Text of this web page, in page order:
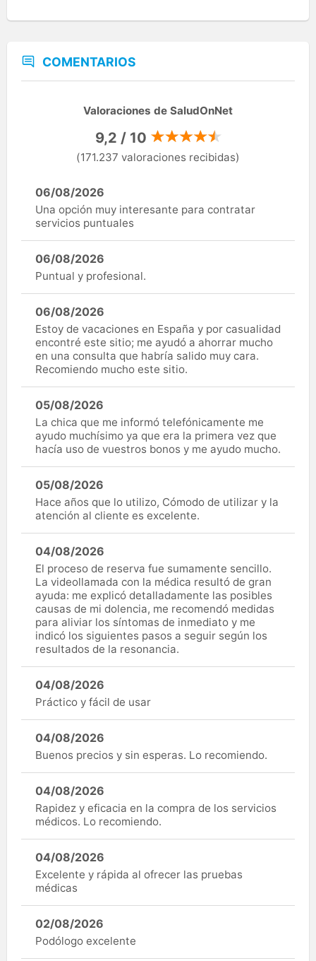
COMENTARIOS
Valoraciones de SaludOnNet
9,2 / 10
(171.237 valoraciones recibidas)
06/08/2026
Una opción muy interesante para contratar
servicios puntuales
06/08/2026
Puntual y profesional.
06/08/2026
Estoy de vacaciones en España y por casualidad
encontré este sitio; me ayudó a ahorrar mucho
en una consulta que habría salido muy cara.
Recomiendo mucho este sitio.
05/08/2026
La chica que me informó telefónicamente me
ayudo muchísimo ya que era la primera vez que
hacía uso de vuestros bonos y me ayudo mucho.
05/08/2026
Hace años que lo utilizo, Cómodo de utilizar y la
atención al cliente es excelente.
04/08/2026
El proceso de reserva fue sumamente sencillo.
La videollamada con la médica resultó de gran
ayuda: me explicó detalladamente las posibles
causas de mi dolencia, me recomendó medidas
para aliviar los síntomas de inmediato y me
indicó los siguientes pasos a seguir según los
resultados de la resonancia.
04/08/2026
Práctico y fácil de usar
04/08/2026
Buenos precios y sin esperas. Lo recomiendo.
04/08/2026
Rapidez y eficacia en la compra de los servicios
médicos. Lo recomiendo.
04/08/2026
Excelente y rápida al ofrecer las pruebas
médicas
02/08/2026
Podólogo excelente